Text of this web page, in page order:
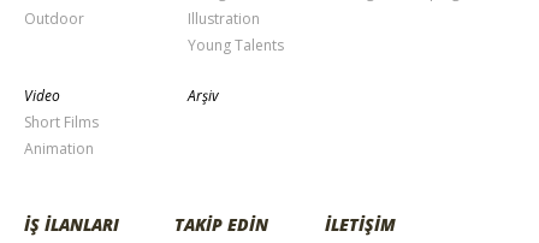
Outdoor
Illustration
Young Talents
Video
Short Films
Animation
Arşiv
İŞ İLANLARI TAKİP EDİN İLETİŞİM